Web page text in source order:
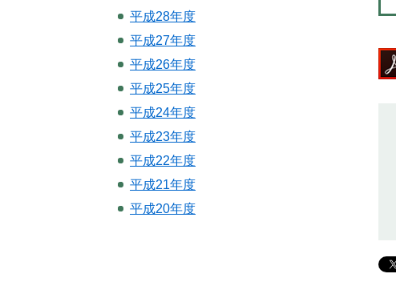
平成28年度
平成27年度
平成26年度
平成25年度
平成24年度
平成23年度
平成22年度
平成21年度
平成20年度